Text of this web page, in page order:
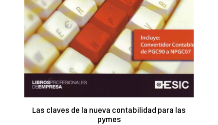
Las claves de la nueva contabilidad para las
pymes